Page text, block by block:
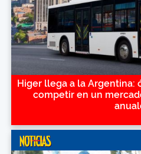
Higer llega a la Argentina:
competir en un